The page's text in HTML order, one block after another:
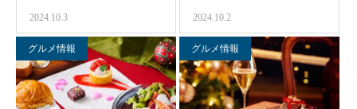
2024.10.3 2024.10.2
グルメ情報 グルメ情報